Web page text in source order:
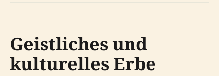
Geistliches und
kulturelles Erbe